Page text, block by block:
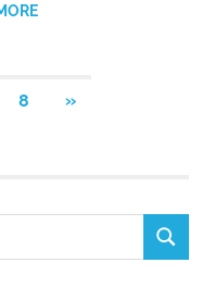
8
NEXT
»
SEARCH